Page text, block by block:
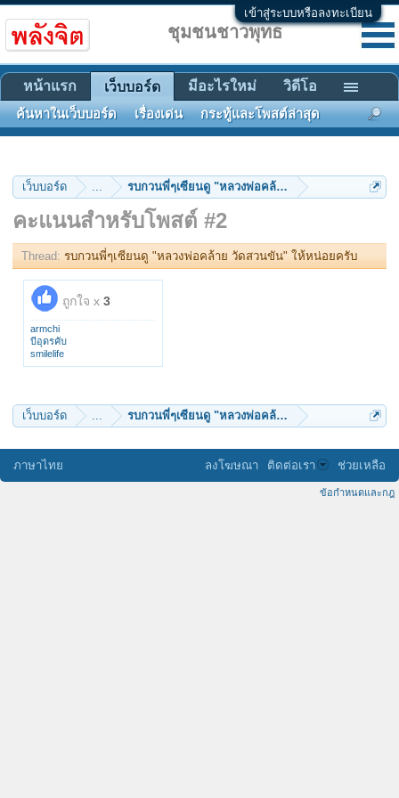
เข้าสู่ระบบหรือลงทะเบียน
เว็บบอร์ด ... รบกวนพี่ๆเซียนดู "หลวงพ่อคล้าย วัดสวนขัน" ให้หน่อย
คะแนนสำหรับโพสต์ #2
Thread: รบกวนพี่ๆเซียนดู "หลวงพ่อคล้าย วัดสวนขัน" ให้หน่อยครับ
ถูกใจ x 3
armchi
บีอุดรคับ
smilelife
เว็บบอร์ด ... รบกวนพี่ๆเซียนดู "หลวงพ่อคล้าย วัดสวนขัน" ให้หน่อย
ชุมชนชาวพุทธ
หน้าแรก เว็บบอร์ด
ค้นหาในเว็บบอร์ด เรื่องเด่น กระทู้และโพสต์ล่าสุด
มีอะไรใหม่ วิดีโอ
ภาษาไทย ลงโฆษณา ติดต่อเรา ช่วยเหลือ
ข้อกำหนดและกฎ